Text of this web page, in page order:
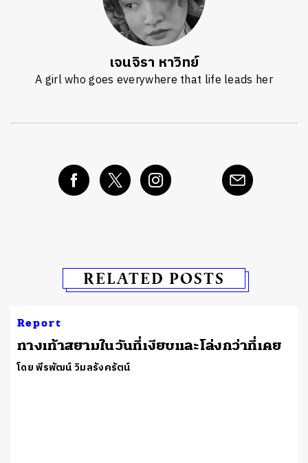
เจนจิรา หาวิทย์
A girl who goes everywhere that life leads her
RELATED POSTS
Report
ทางเท้าสยามในวันที่เงียบและโล่งกว่าที่เคย
โดย พีรพัฒน์ วิมลรังครัตน์